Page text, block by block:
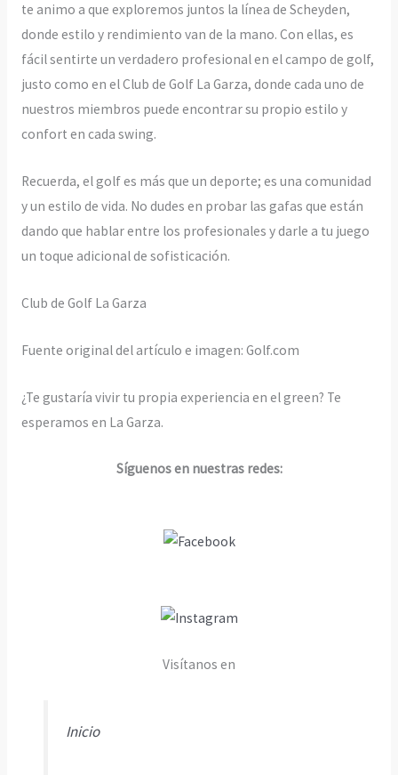
te animo a que exploremos juntos la línea de Scheyden,
donde estilo y rendimiento van de la mano. Con ellas, es
fácil sentirte un verdadero profesional en el campo de golf,
justo como en el Club de Golf La Garza, donde cada uno de
nuestros miembros puede encontrar su propio estilo y
confort en cada swing.
Recuerda, el golf es más que un deporte; es una comunidad
y un estilo de vida. No dudes en probar las gafas que están
dando que hablar entre los profesionales y darle a tu juego
un toque adicional de sofisticación.
Club de Golf La Garza
Fuente original del artículo e imagen: Golf.com
¿Te gustaría vivir tu propia experiencia en el green? Te
esperamos en La Garza.
Síguenos en nuestras redes:
Visítanos en
Inicio